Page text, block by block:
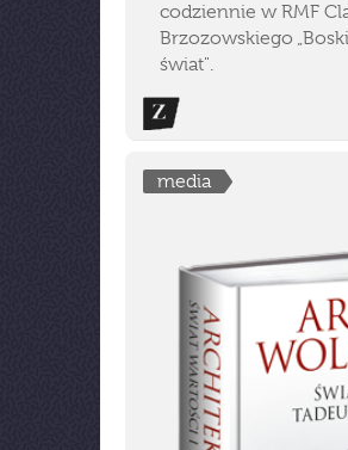
codziennie w RMF
Brzozowskiego
świat".
media